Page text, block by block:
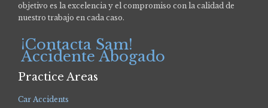
objetivo es la excelencia y el compromiso con la calidad de
nuestro trabajo en cada caso.
¡Contacta Sam!
Accidente Abogado
Practice Areas
Car Accidents